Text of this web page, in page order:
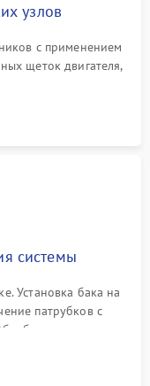
узлов
с применением
щеток двигателя,
манжеты.
системы
Установка бака на
патрубков с
стыков
протечек воды.